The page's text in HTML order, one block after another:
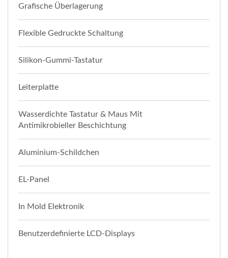
Grafische Überlagerung
Flexible Gedruckte Schaltung
Silikon-Gummi-Tastatur
Leiterplatte
Wasserdichte Tastatur & Maus Mit
Antimikrobieller Beschichtung
Aluminium-Schildchen
EL-Panel
In Mold Elektronik
Benutzerdefinierte LCD-Displays